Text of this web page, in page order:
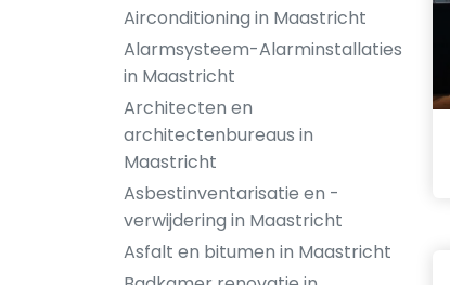
Airconditioning in Maastricht
Alarmsysteem-Alarminstallaties
in Maastricht
Architecten en
architectenbureaus in
Maastricht
Asbestinventarisatie en -
verwijdering in Maastricht
Asfalt en bitumen in Maastricht